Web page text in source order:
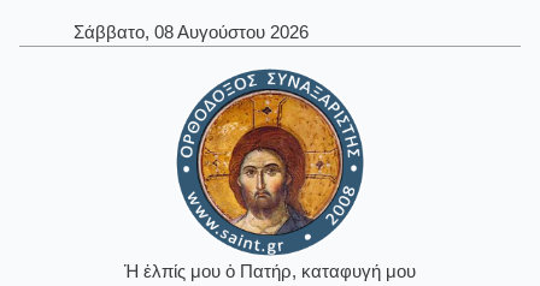
Σάββατο, 08 Αυγούστου 2026
Ἡ ἐλπίς μου ὁ Πατήρ, καταφυγή μου